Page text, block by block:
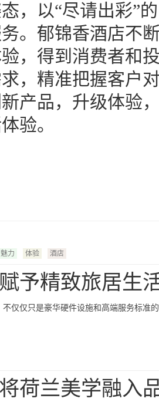
，以“尽请出彩”
。郁锦香酒店不
，得到消费者和
，精准把握客户
产品，升级体验
验。
魅力 体验 酒店
予精致旅居生
仅仅只是豪华硬件设施和高端服务标准
荷兰美学融入